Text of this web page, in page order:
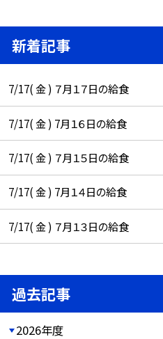
新着記事
7/17( 金 ) ７月１７日の給食
7/17( 金 ) 7月１６日の給食
7/17( 金 ) ７月１５日の給食
7/17( 金 ) 7月１４日の給食
7/17( 金 ) ７月１３日の給食
過去記事
2026年度